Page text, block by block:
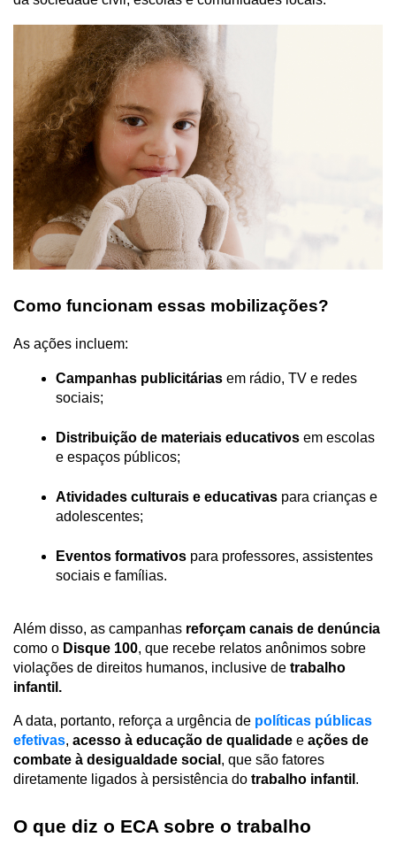
Como funcionam essas mobilizações?
As ações incluem:
Campanhas publicitárias em rádio, TV e redes
sociais;
Distribuição de materiais educativos em escolas
e espaços públicos;
Atividades culturais e educativas para crianças e
adolescentes;
Eventos formativos para professores, assistentes
sociais e famílias.
Além disso, as campanhas reforçam canais de denúncia
como o Disque 100, que recebe relatos anônimos sobre
violações de direitos humanos, inclusive de trabalho
infantil.
A data, portanto, reforça a urgência de políticas públicas
efetivas, acesso à educação de qualidade e ações de
combate à desigualdade social , que são fatores
diretamente ligados à persistência do trabalho infantil .
O que diz o ECA sobre o trabalho